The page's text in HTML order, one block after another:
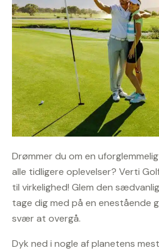
Drømmer du om en
alle tidligere oplevelser? Verti
til virkelighed! Glem den
tage dig med på en enestående
svær at overgå.
Dyk ned i nogle af planetens